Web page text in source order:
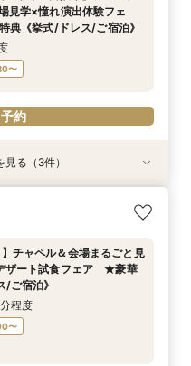
〜
〜
〜
約
見学×憧れ演出体験フェ
《挙式/ドレス/ご宿泊》
〜
約
星空演出体験】多彩な会場
試食付フェア ★最大130万
程度
〜
約
較×何でも相談】安心ブラ
特典付（挙式/ドレス/ご宿
程度
〜
約
】少人数ウエディング相
円～）
〜
約
る（3件）
】チャペル＆会場まるごと見
ザート試食フェア ★豪華
ご宿泊》
程度
〜